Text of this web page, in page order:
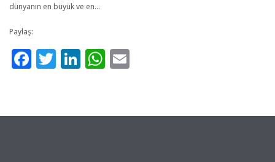
dünyanın en büyük ve en…
Paylaş:
Facebook
Twitter
LinkedIn
WhatsApp